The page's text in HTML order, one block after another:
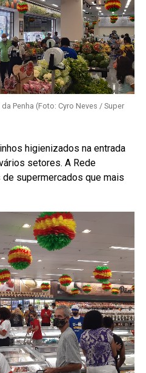
Penha (Foto: Cyro Neves / Super
higienizados na entrada
setores. A Rede
supermercados que mais